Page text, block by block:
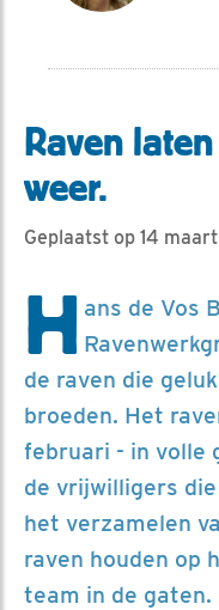
Raven
weer.
Geplaatst op 14
H ans de Vos
de raven die
broeden. Het
februari - in volle
de vrijwilligers
het verzamelen
raven houden op
team in de gaten.